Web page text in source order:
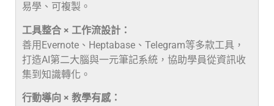
易學、可複製。
工具整合 × 工作流設計：
善用Evernote、Heptabase、Telegram等多款工具，
打造AI第二大腦與一元筆記系統，協助學員從資訊收
集到知識轉化。
行動導向 × 教學有感：